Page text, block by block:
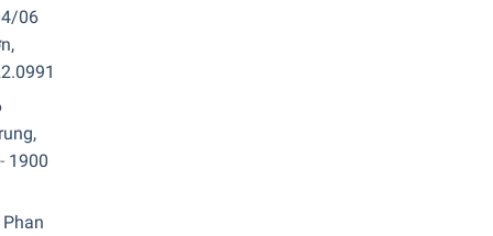
Nhân viên tổng đài của Gia Dụng Đức
06
- 1900